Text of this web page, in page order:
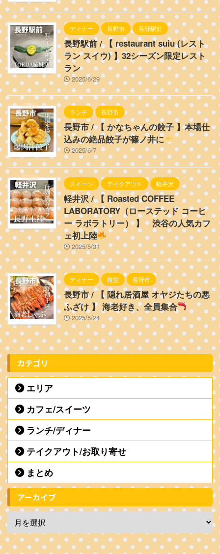
ディナー 長野市 長野駅前
長野駅前 / 【 restaurant suiu (レスト
ラン スイウ) 】32シーズン限定レスト
ラン
2025/6/29
ランチ 長野市
長野市 / 【 かなちゃんの餃子 】本場仕
込みの絶品餃子が篠ノ井に
2025/6/7
スイーツ テイクアウト 軽井沢
軽井沢 / 【 Roasted COFFEE
LABORATORY（ローステッド コーヒ
ー ラボラトリー） 】 渋谷の人気カフ
ェ初上陸
2025/5/31
ディナー 権堂 長野市
長野市 / 【 隠れ居酒屋 オヤジたちの悪
ふざけ 】 海老好き、全員集合
2025/5/24
カテゴリ
エリア
カフェ/スイーツ
ランチ/ディナー
テイクアウト/お取り寄せ
まとめ
アーカイブ